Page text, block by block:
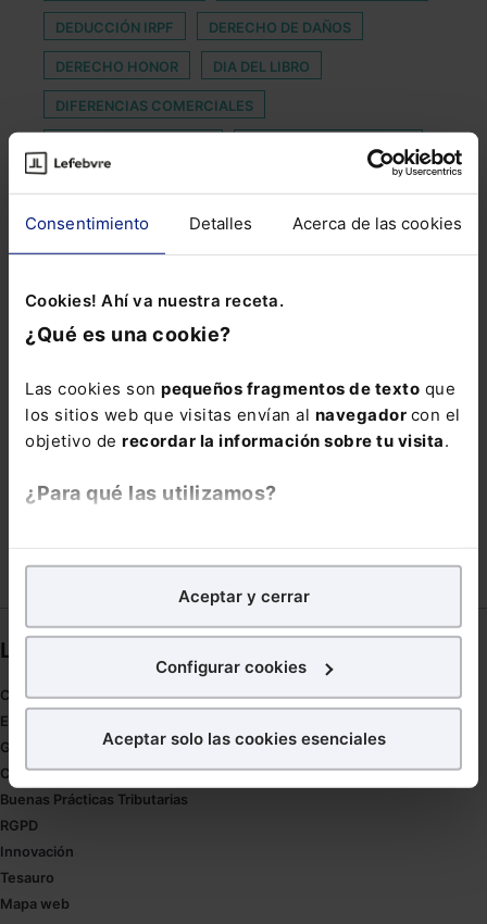
Consentimiento Detalles Acerca de las cookies
Cookies! Ahí va nuestra receta.
¿Qué es una cookie?
Las cookies son pequeños fragmentos de texto que
los sitios web que visitas envían al navegador con el
objetivo de recordar la información sobre tu visita.
¿Para qué las utilizamos?
analíticospara tratar demejorar tu experienciaen
nuestra página web. También con fines publicitarios,
para poder mostrarte publicidad y contenidos de tu
¿Qué puedes hacer?
en la web sea óptima
Puedesaceptar solo las esenciales
todas las cookies excepto aquellas imprescindibles.
También puedes
seleccionar solo aquellas que quieras permitir en tu
navegador. Si no seleccionas ninguna utilizaremos
Aceptar y cerrar
Configurar cookies
Aceptar solo las cookies esenciales
DEDUCCIÓN IRPF DERECHO DE DAÑOS
DERECHO HONOR DIA DEL LIBRO
DIFERENCIAS COMERCIALES
EXPLOTACIÓN LABORAL
GABRIELA RAMOS INSPECCIÓN TRIBUTARIA
OPOSICIÓN A NOTARIO PAGOS INMEDIATOS
PRÁCTICA PRESUNCIÓN DE LABORALIDAD
PROTECCIÓN MENORES REBUS SIC STANTIBUS
RENDIMIENTOS DEL TRABAJO SANCIONADORA
VIOLENCIA DOMÉSTICA
Links directos
Coronavirus
Estudio de salud abogacía
Gestión de despachos
Compliance
Buenas Prácticas Tributarias
RGPD
Innovación
Tesauro
Mapa web